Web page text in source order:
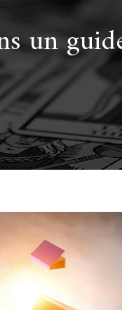
un